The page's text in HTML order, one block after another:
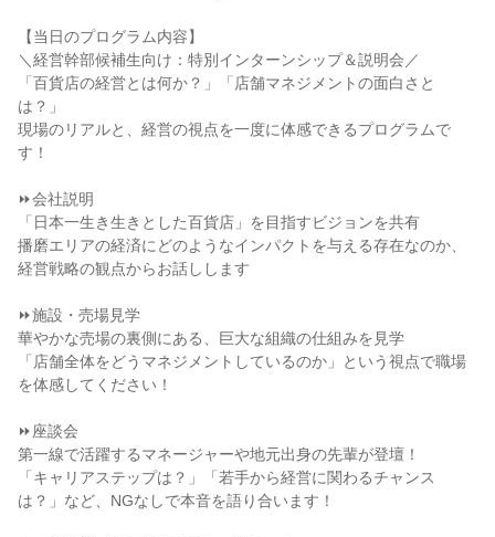
【当日のプログラム内容】
＼経営幹部候補生向け：特別インターンシップ＆説明会／
「百貨店の経営とは何か？」「店舗マネジメントの面白さと
は？」
現場のリアルと、経営の視点を一度に体感できるプログラムで
す！
⏩会社説明
「日本一生き生きとした百貨店」を目指すビジョンを共有
播磨エリアの経済にどのようなインパクトを与える存在なのか、
経営戦略の観点からお話しします
⏩施設・売場見学
華やかな売場の裏側にある、巨大な組織の仕組みを見学
「店舗全体をどうマネジメントしているのか」という視点で職場
を体感してください！
⏩座談会
第一線で活躍するマネージャーや地元出身の先輩が登壇！
「キャリアステップは？」「若手から経営に関わるチャンス
は？」など、NGなしで本音を語り合います！